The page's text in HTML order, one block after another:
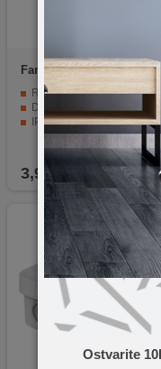
Ostvarite
Famatel 3257-RKRT/67x45
Razvodna kutija rigips
Dimenzija 67x45
IP30
3,90KM